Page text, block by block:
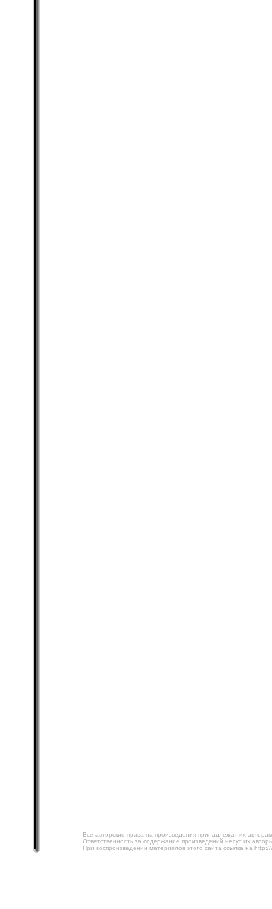
Все авторские права на произведения принадлежат их
Ответственность за содержание произведений несут их
При воспроизведении материалов этого сайта ссылка на http://